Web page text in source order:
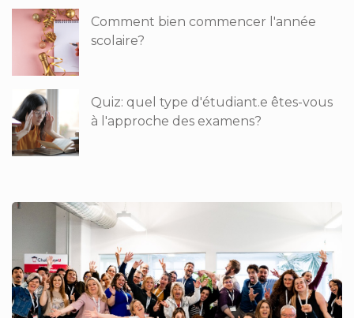
Comment bien commencer l'année
scolaire?
Quiz: quel type d'étudiant.e êtes-vous
à l'approche des examens?